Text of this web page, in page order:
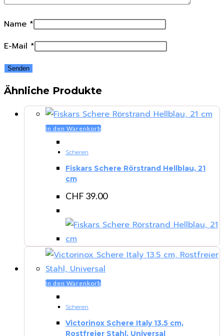
Name *
E-Mail *
Ähnliche Produkte
In den Warenkorb
Scheren
Fiskars Schere Rörstrand Hellblau, 21
cm
CHF 39.00
In den Warenkorb
Scheren
Victorinox Schere Italy 13.5 cm,
Rostfreier Stahl, Universal